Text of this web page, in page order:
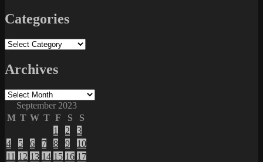
Categories
Categories
Archives
Archives
September 2023
M T W T F S
S
1
2
3
4
5 6 7 8 9
10
11 12 13 14 15 16 17